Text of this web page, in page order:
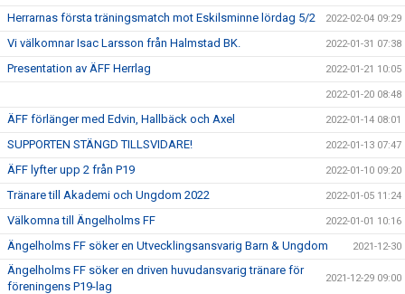
Herrarnas första träningsmatch mot Eskilsminne lördag 5/2 2022-02-04 09:29
Vi välkomnar Isac Larsson från Halmstad BK. 2022-01-31 07:38
Presentation av ÄFF Herrlag 2022-01-21 10:05
2022-01-20 08:48
ÄFF förlänger med Edvin, Hallbäck och Axel 2022-01-14 08:01
SUPPORTEN STÄNGD TILLSVIDARE! 2022-01-13 07:47
ÄFF lyfter upp 2 från P19 2022-01-10 09:20
Tränare till Akademi och Ungdom 2022 2022-01-05 11:24
Välkomna till Ängelholms FF 2022-01-01 10:16
Ängelholms FF söker en Utvecklingsansvarig Barn & Ungdom 2021-12-30
Ängelholms FF söker en driven huvudansvarig tränare för
föreningens P19-lag
2021-12-29 09:00